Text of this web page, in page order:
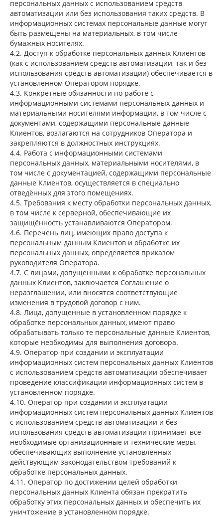
персональных данных с использованием средств
автоматизации или без использования таких средств. В
информационных системах персональные данные могут
быть размещены на материальных, в том числе
бумажных носителях.
4.2. Доступ к обработке персональных данных Клиентов
(как с использованием средств автоматизации, так и без
использования средств автоматизации) обеспечивается в
установленном Оператором порядке.
4.3. Конкретные обязанности по работе с
информационными системами персональных данных и
материальными носителями информации, в том числе с
документами, содержащими персональные данные
Клиентов, возлагаются на сотрудников Оператора и
закрепляются в должностных инструкциях.
4.4. Работа с информационными системами
персональных данных, материальными носителями, в
том числе с документацией, содержащими персональные
данные Клиентов, осуществляется в специально
отведённых для этого помещениях.
4.5. Требования к месту обработки персональных данных,
в том числе к серверной, обеспечивающие их
защищённость устанавливаются Оператором.
4.6. Перечень лиц, имеющих право доступа к
персональным данным Клиентов и обработке их
персональных данных, определяется приказом
руководителя Оператора.
4.7. С лицами, допущенными к обработке персональных
данных Клиентов, заключается Соглашение о
неразглашении, или вносятся соответствующие
изменения в трудовой договор с ним.
4.8. Лица, допущенные в установленном порядке к
обработке персональных данных, имеют право
обрабатывать только те персональные данные Клиентов,
которые необходимы для выполнения договора.
4.9. Оператор при создании и эксплуатации
информационных систем персональных данных Клиентов
с использованием средств автоматизации обеспечивает
проведение классификации информационных систем в
установленном порядке.
4.10. Оператор при создании и эксплуатации
информационных систем персональных данных Клиентов
с использованием средств автоматизации и без
использования средств автоматизации принимает все
необходимые организационные и технические меры,
обеспечивающих выполнение установленных
действующим законодательством требований к
обработке персональных данных.
4.11. Оператор по достижении целей обработки
персональных данных Клиента обязан прекратить
обработку этих персональных данных и обеспечить их
уничтожение в установленном порядке.